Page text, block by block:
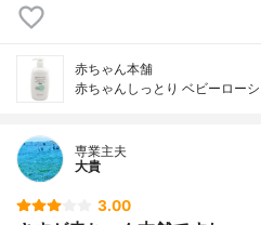
赤ちゃん本舗
赤ちゃんしっとり ベビーロー
専業主夫
大貴
3.00